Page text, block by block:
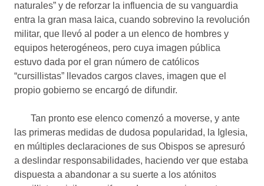
naturales” y de reforzar la influencia de su vanguardia
entra la gran masa laica, cuando sobrevino la revolución
militar, que llevó al poder a un elenco de hombres y
equipos heterogéneos, pero cuya imagen pública
estuvo dada por el gran número de católicos
“cursillistas” llevados cargos claves, imagen que el
propio gobierno se encargó de difundir.
Tan pronto ese elenco comenzó a moverse, y ante
las primeras medidas de dudosa popularidad, la Iglesia,
en múltiples declaraciones de sus Obispos se apresuró
a deslindar responsabilidades, haciendo ver que estaba
dispuesta a abandonar a su suerte a los atónitos